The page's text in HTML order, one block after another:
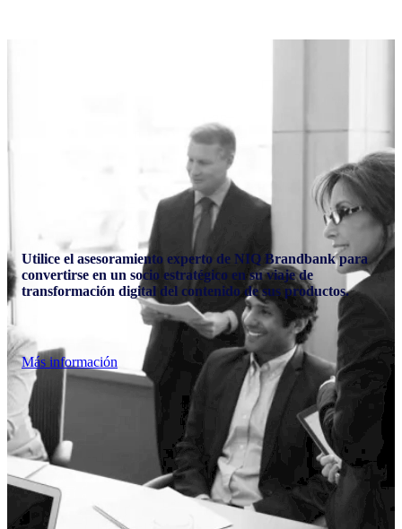
Utilice el asesoramiento experto de NIQ Brandbank para
convertirse en un socio estratégico en su viaje de
transformación digital del contenido de sus productos.
Más información